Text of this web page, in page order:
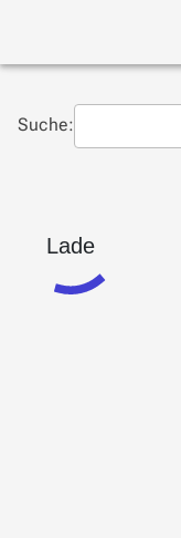
Suche:
Lade